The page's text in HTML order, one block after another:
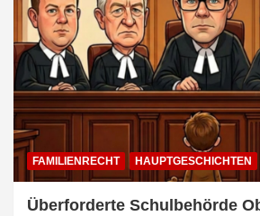
FAMILIENRECHT HAUPTGESCHICHTEN
Überforderte Schulbehörde